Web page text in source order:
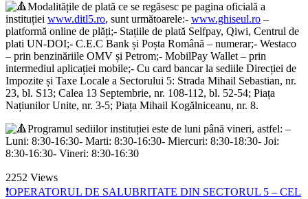
Modalitățile de plată ce se regăsesc pe pagina oficială a
instituției www.ditl5.ro, sunt următoarele:- www.ghiseul.ro –
platformă online de plăți;- Stațiile de plată Selfpay, Qiwi, Centrul de
plati UN-DOI;- C.E.C Bank și Poșta Română – numerar;- Westaco
– prin benzinăriile OMV și Petrom;- MobilPay Wallet – prin
intermediul aplicației mobile;- Cu card bancar la sediile Direcției de
Impozite și Taxe Locale a Sectorului 5: Strada Mihail Sebastian, nr.
23, bl. S13; Calea 13 Septembrie, nr. 108-112, bl. 52-54; Piața
Națiunilor Unite, nr. 3-5; Piața Mihail Kogălniceanu, nr. 8.
Programul sediilor instituției este de luni până vineri, astfel: –
Luni: 8:30-16:30- Marti: 8:30-16:30- Miercuri: 8:30-18:30- Joi:
8:30-16:30- Vineri: 8:30-16:30
2252 Views
❗OPERATORUL DE SALUBRITATE DIN SECTORUL 5 – CEL